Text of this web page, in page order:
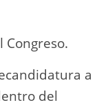
a
del